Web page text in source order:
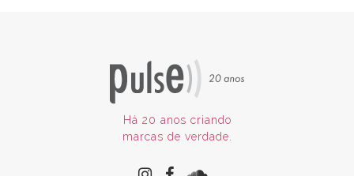
Há 20 anos criando
marcas de verdade.